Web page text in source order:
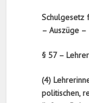
Schulgesetz
– Auszüge –
§ 57 –
(4)
politischen,